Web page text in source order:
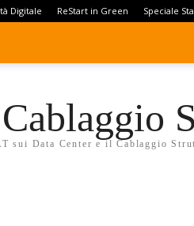
Digitale ReStart in Green Speciale
sui Data Center e il Cablaggio